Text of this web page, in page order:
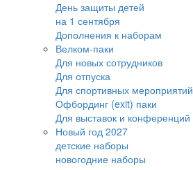
День защиты детей
на 1 сентября
Дополнения к наборам
Велком-паки
Для новых сотрудников
Для отпуска
Для спортивных мероприятий
Офбординг (exit) паки
Для выставок и конференций
Новый год 2027
детские наборы
новогодние наборы